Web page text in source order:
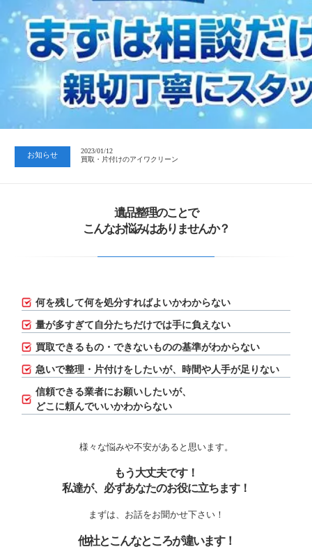
お知らせ
2023/01/12
買取・片付けのアイワクリーン
2023/07/24
中日新聞 岐阜版「空き家対策SOS」コーナーに掲載いただきまし…
2023/01/12
買取・片付けのアイワクリーン
遺品整理のことで
こんなお悩みはありませんか？
何を残して何を処分すればよいかわからない
量が多すぎて自分たちだけでは手に負えない
買取できるもの・できないものの基準がわからない
急いで整理・片付けをしたいが、 時間や人手が足りない
信頼できる業者にお願いしたいが、
どこに頼んでいいかわからない
様々な悩みや不安があると思います。
もう大丈夫です！
私達が、必ずあなたのお役に立ちます！
まずは、お話をお聞かせ下さい！
他社とこんなところが違います！